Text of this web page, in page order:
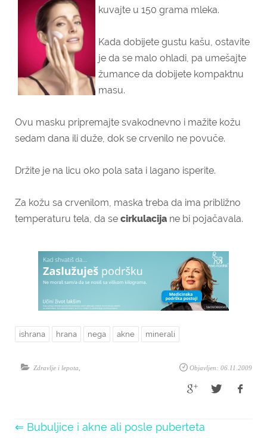
kuvajte u 150 grama mleka.
Kada dobijete gustu kašu, ostavite
je da se malo ohladi, pa umešajte
žumance da dobijete kompaktnu
masu.
Ovu masku pripremajte svakodnevno i mažite kožu
sedam dana ili duže, dok se crvenilo ne povuče.
Držite je na licu oko pola sata i lagano isperite.
Za kožu sa crvenilom, maska treba da ima približno
temperaturu tela, da se cirkulacija ne bi pojačavala.
ishrana hrana nega akne minerali
Objavljen: 06.11.2009
Zdravlje i lepota
⇐ Bubuljice i akne ali posle puberteta